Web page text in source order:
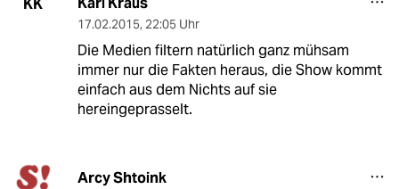
KK
17.02.2015, 22:05 Uhr
Die Medien filtern natürlich ganz mühsam
immer nur die Fakten heraus, die Show kommt
einfach aus dem Nichts auf sie
hereingeprasselt.
Arcy Shtoink